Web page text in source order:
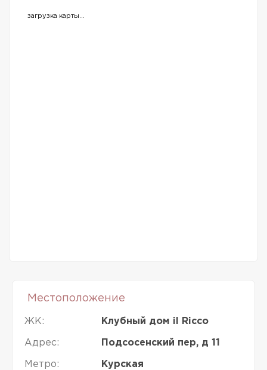
загрузка карты...
Местоположение
ЖК: Клубный дом il Ricco
Адрес: Подсосенский пер, д 11
Метро: Курская